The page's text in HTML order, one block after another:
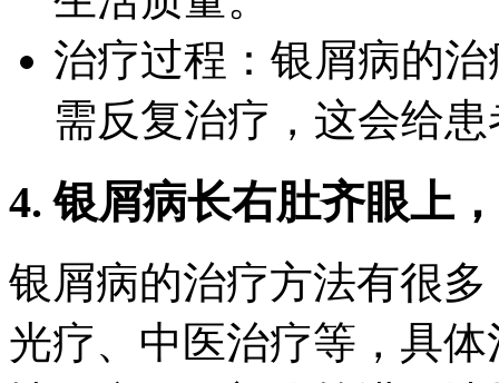
治疗过程：银屑病的
需反复治疗，这会给
4. 银屑病长右肚齐眼上
银屑病的治疗方法有很
光疗、中医治疗等，具